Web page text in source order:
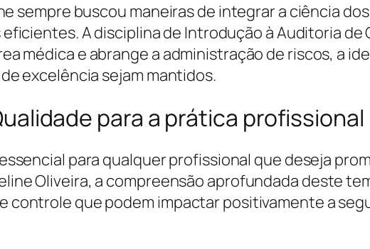
sempre buscou maneiras de integrar a ciência
A disciplina de Introdução à Auditoria
médica e abrange a administração de riscos, a
excelência sejam mantidos.
para a prática profissional
para qualquer profissional que deseja
Oliveira, a compreensão aprofundada deste
que podem impactar positivamente a